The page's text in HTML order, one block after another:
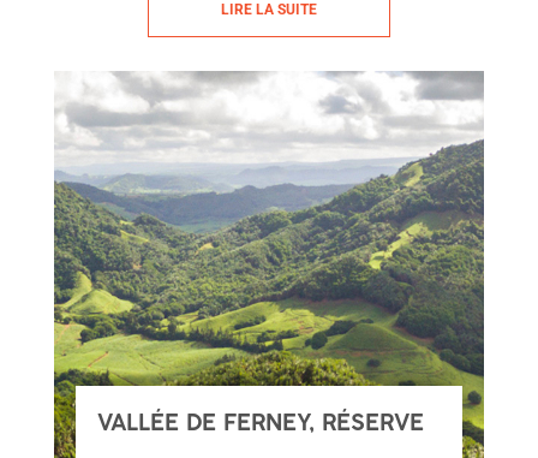
charme naturel d’antan et ses magnifiques
LIRE LA SUITE
VALLÉE DE FERNEY, RÉSERVE